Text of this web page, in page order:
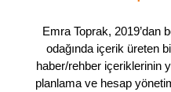
Emra Toprak, 2019’dan
odağında içerik üreten
haber/rehber içeriklerinin
planlama ve hesap